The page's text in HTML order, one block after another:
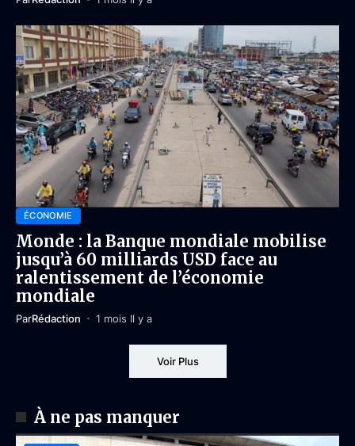
ÉCONOMIE
Monde : la Banque mondiale mobilise
jusqu’à 60 milliards USD face au
ralentissement de l’économie
mondiale
ParRédaction 1 mois Il y a
Voir Plus
À ne pas manquer